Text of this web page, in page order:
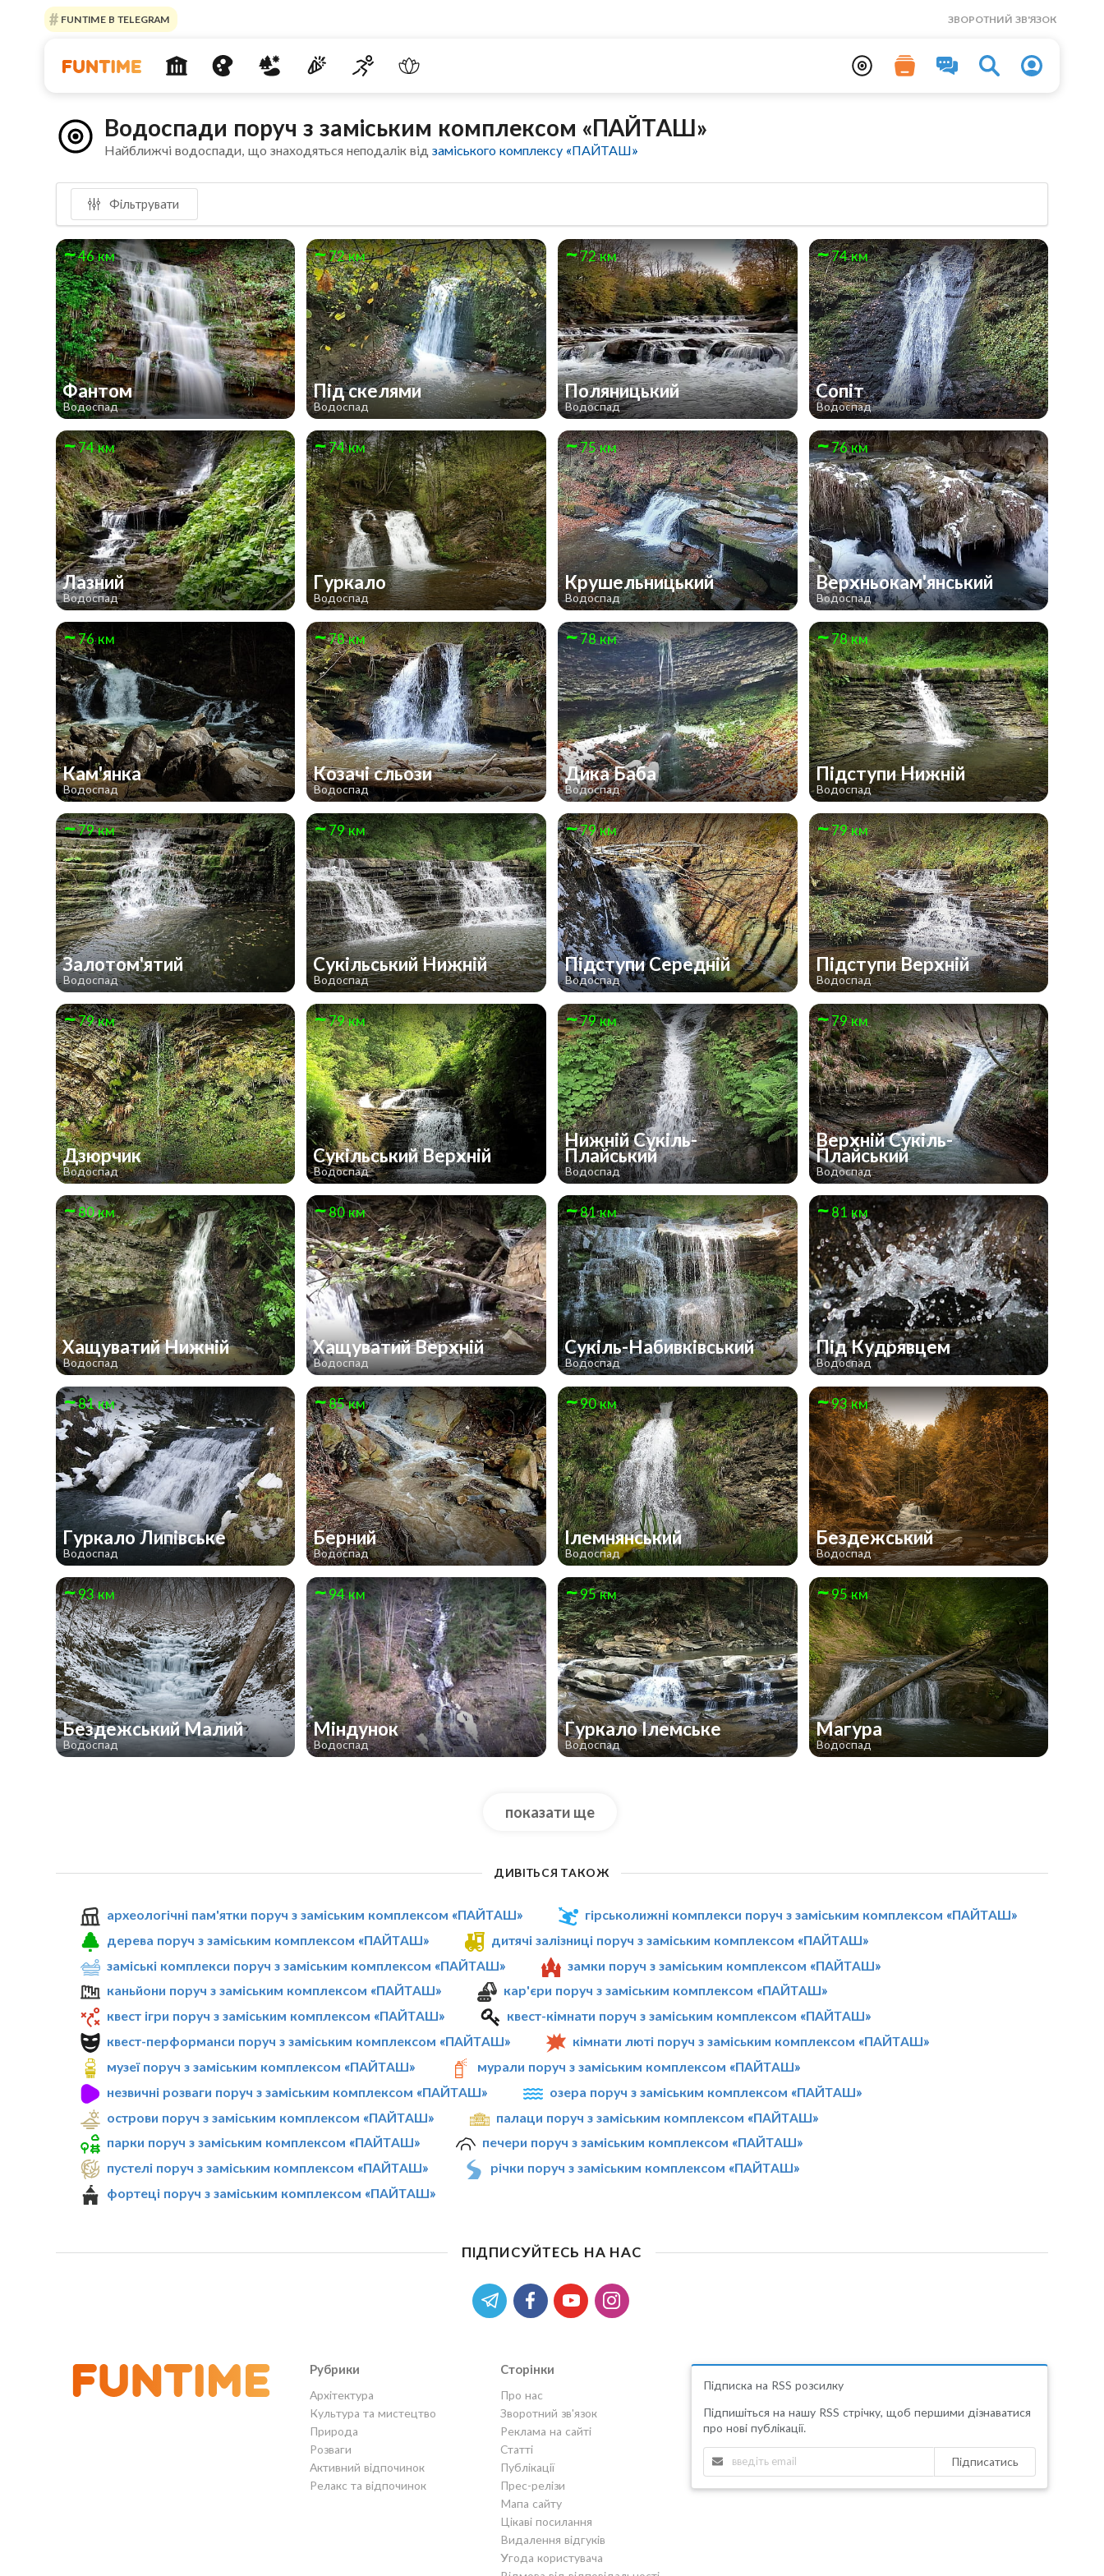
FUNTIME В TELEGRAM ЗВОРОТНИЙ ЗВ'ЯЗОК
Водоспади поруч з заміським комплексом «ПАЙТАШ»
Найближчі водоспади, що знаходяться неподалік відзаміського комплексу «ПАЙТАШ»
Фільтрувати
46 км
Фантом
Водоспад
72 км
Під скелями
Водоспад
72 км
Поляницький
Водоспад
74 км
Сопіт
Водоспад
74 км
Лазний
Водоспад
74 км
Гуркало
Водоспад
75 км
Крушельницький
Водоспад
76 км
Верхньокам'янський
Водоспад
76 км
Кам'янка
Водоспад
78 км
Козачі сльози
Водоспад
78 км
Дика Баба
Водоспад
78 км
Підступи Нижній
Водоспад
79 км
Залотом'ятий
Водоспад
79 км
Сукільський Нижній
Водоспад
79 км
Підступи Середній
Водоспад
79 км
Підступи Верхній
Водоспад
79 км
Дзюрчик
Водоспад
79 км
Сукільський Верхній
Водоспад
79 км
Нижній Сукіль-
Плайський
Водоспад
79 км
Верхній Сукіль-
Плайський
Водоспад
80 км
Хащуватий Нижній
Водоспад
80 км
Хащуватий Верхній
Водоспад
81 км
Сукіль-Набивківський
Водоспад
81 км
Під Кудрявцем
Водоспад
81 км
Гуркало Липівське
Водоспад
85 км
Берний
Водоспад
90 км
Ілемнянський
Водоспад
93 км
Бездежський
Водоспад
93 км
Бездежський Малий
Водоспад
94 км
Міндунок
Водоспад
95 км
Гуркало Ілемське
Водоспад
95 км
Магура
Водоспад
показати ще
ДИВІТЬСЯ ТАКОЖ
археологічні пам'ятки поруч з заміським комплексом «ПАЙТАШ»
гірськолижні комплекси поруч з заміським комплексом «ПАЙТАШ»
дерева поруч з заміським комплексом «ПАЙТАШ»
дитячі залізниці поруч з заміським комплексом «ПАЙТАШ»
заміські комплекси поруч з заміським комплексом «ПАЙТАШ»
замки поруч з заміським комплексом «ПАЙТАШ»
каньйони поруч з заміським комплексом «ПАЙТАШ»
кар'єри поруч з заміським комплексом «ПАЙТАШ»
квест ігри поруч з заміським комплексом «ПАЙТАШ»
квест-кімнати поруч з заміським комплексом «ПАЙТАШ»
квест-перформанси поруч з заміським комплексом «ПАЙТАШ»
кімнати люті поруч з заміським комплексом «ПАЙТАШ»
музеї поруч з заміським комплексом «ПАЙТАШ»
мурали поруч з заміським комплексом «ПАЙТАШ»
незвичні розваги поруч з заміським комплексом «ПАЙТАШ»
озера поруч з заміським комплексом «ПАЙТАШ»
острови поруч з заміським комплексом «ПАЙТАШ»
палаци поруч з заміським комплексом «ПАЙТАШ»
парки поруч з заміським комплексом «ПАЙТАШ»
печери поруч з заміським комплексом «ПАЙТАШ»
пустелі поруч з заміським комплексом «ПАЙТАШ»
річки поруч з заміським комплексом «ПАЙТАШ»
фортеці поруч з заміським комплексом «ПАЙТАШ»
ПІДПИСУЙТЕСЬ НА НАС
Рубрики
Архітектура
Культура та мистецтво
Природа
Розваги
Активний відпочинок
Релакс та відпочинок
Сторінки
Про нас
Зворотний зв'язок
Реклама на сайті
Статті
Публікації
Прес-релізи
Мапа сайту
Цікаві посилання
Видалення відгуків
Угода користувача
Підписка на RSS розсилку
Підпишіться на нашу RSS стрічку, щоб першими дізнаватися
про нові публікації.
Підписатись